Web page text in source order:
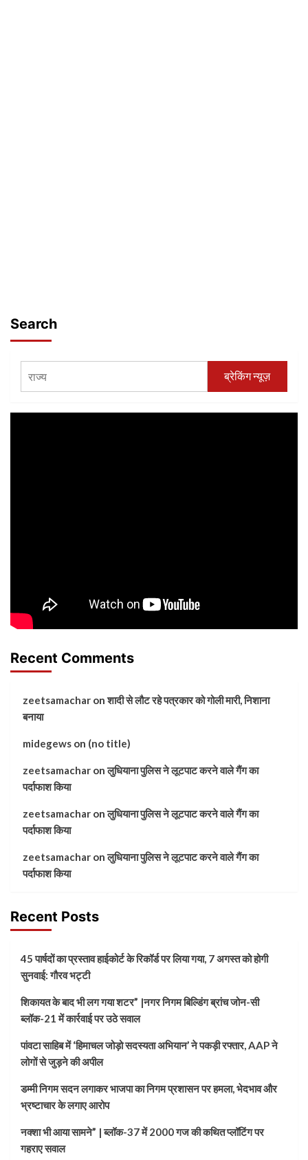
Search
ब्रेकिंग न्यूज़
Recent Comments
zeetsamachar onशादी से लौट रहे पत्रकार को गोली मारी, निशाना
बनाया
midegews on (no title)
zeetsamachar onलुधियाना पुलिस ने लूटपाट करने वाले गैंग का
पर्दाफाश किया
zeetsamachar onलुधियाना पुलिस ने लूटपाट करने वाले गैंग का
पर्दाफाश किया
zeetsamachar onलुधियाना पुलिस ने लूटपाट करने वाले गैंग का
पर्दाफाश किया
Recent Posts
45 पार्षदों का प्रस्ताव हाईकोर्ट के रिकॉर्ड पर लिया गया, 7 अगस्त को होगी
सुनवाई: गौरव भट्टी
शिकायत के बाद भी लग गया शटर” |नगर निगम बिल्डिंग ब्रांच जोन-सी
ब्लॉक-21 में कार्रवाई पर उठे सवाल
पांवटा साहिब में ‘हिमाचल जोड़ो सदस्यता अभियान’ ने पकड़ी रफ्तार, AAP ने
लोगों से जुड़ने की अपील
डम्मी निगम सदन लगाकर भाजपा का निगम प्रशासन पर हमला, भेदभाव और
भ्रष्टाचार के लगाए आरोप
नक्शा भी आया सामने” | ब्लॉक-37 में 2000 गज की कथित प्लॉटिंग पर
गहराए सवाल